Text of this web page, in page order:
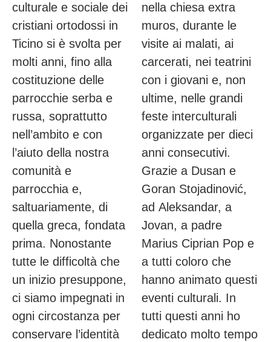
culturale e sociale dei
cristiani ortodossi in
Ticino si è svolta per
molti anni, fino alla
costituzione delle
parrocchie serba e
russa, soprattutto
nell’ambito e con
l’aiuto della nostra
comunità e
parrocchia e,
saltuariamente, di
quella greca, fondata
prima. Nonostante
tutte le difficoltà che
un inizio presuppone,
ci siamo impegnati in
ogni circostanza per
conservare l’identità
nella chiesa extra
muros, durante le
visite ai malati, ai
carcerati, nei teatrini
con i giovani e, non
ultime, nelle grandi
feste interculturali
organizzate per dieci
anni consecutivi.
Grazie a Dusan e
Goran Stojadinović,
ad Aleksandar, a
Jovan, a padre
Marius Ciprian Pop e
a tutti coloro che
hanno animato questi
eventi culturali. In
tutti questi anni ho
dedicato molto tempo